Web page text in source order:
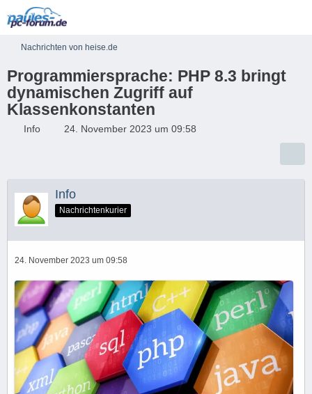
Nachrichten von heise.de
Programmiersprache: PHP 8.3 bringt
dynamischen Zugriff auf
Klassenkonstanten
Info 24. November 2023 um 09:58
Info
Nachrichtenkurier
24. November 2023 um 09:58